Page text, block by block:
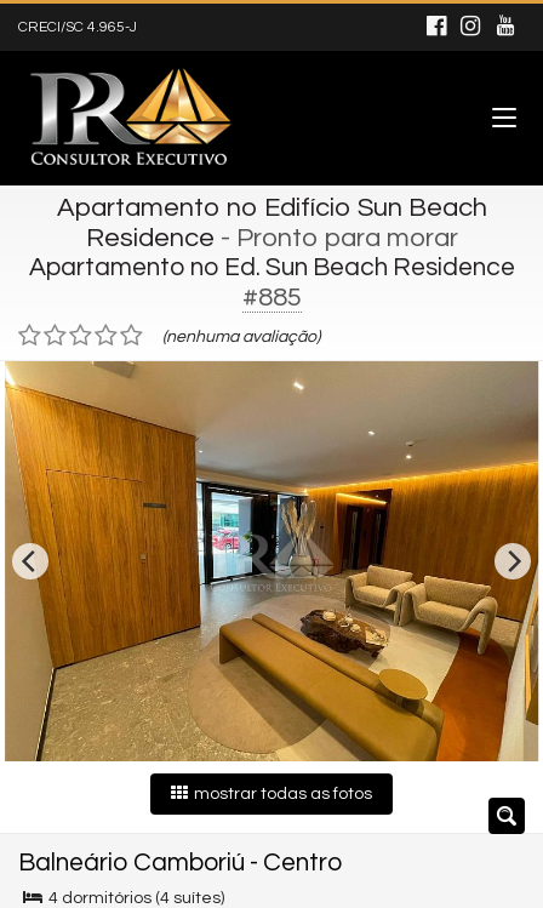
CRECI/SC 4.965-J
Apartamento no Edifício Sun Beach
Residence - Pronto para morar
Apartamento no Ed. Sun Beach Residence
#885
(nenhuma avaliação)
mostrar todas as fotos
Balneário Camboriú - Centro
4 dormitórios (4 suítes)